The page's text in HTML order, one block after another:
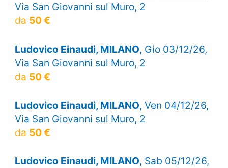
Via San Giovanni sul Muro, 2
da 50 €
Ludovico Einaudi, MILANO, Gio 03/12/26,
Via San Giovanni sul Muro, 2
da 50 €
Ludovico Einaudi, MILANO, Ven 04/12/26,
Via San Giovanni sul Muro, 2
da 50 €
Ludovico Einaudi, MILANO, Sab 05/12/26,